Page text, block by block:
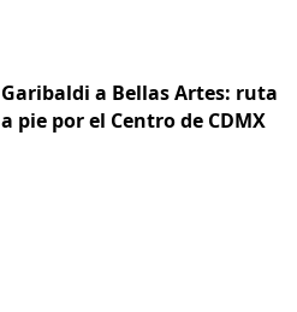
Garibaldi a Bellas Artes: ruta
a pie por el Centro de CDMX